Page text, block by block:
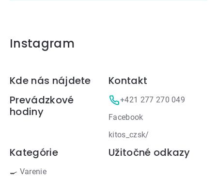
Instagram
Zápätie
Kde nás nájdete
Prevádzkové
hodiny
Kontakt
+421 277 270 049
Facebook
kitos_czsk/
Kategórie
🍳 Varenie
Užitočné odkazy